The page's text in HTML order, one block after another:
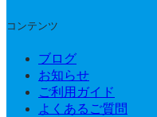
コンテンツ
ブログ
お知らせ
ご利用ガイド
よくあるご質問